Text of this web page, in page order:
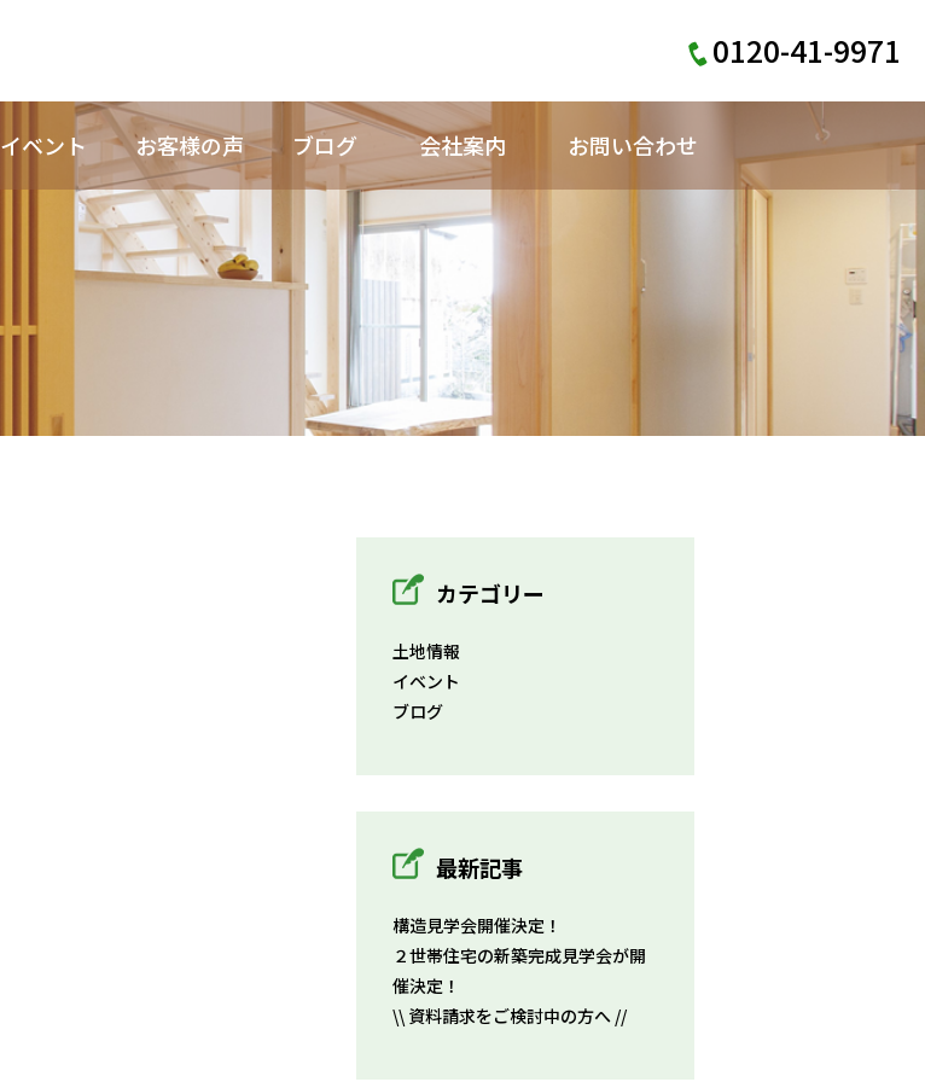
0120-41-9971
イベント お客様の声 ブログ 会社案内 お問い合わせ
カテゴリー
土地情報
イベント
ブログ
最新記事
構造見学会開催決定！
２世帯住宅の新築完成見学会が開
催決定！
\\ 資料請求をご検討中の方へ //